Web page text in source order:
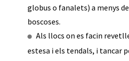
globus o fanalets) a menys
boscoses.
Als llocs on es facin
estesa i els tendals, i tancar